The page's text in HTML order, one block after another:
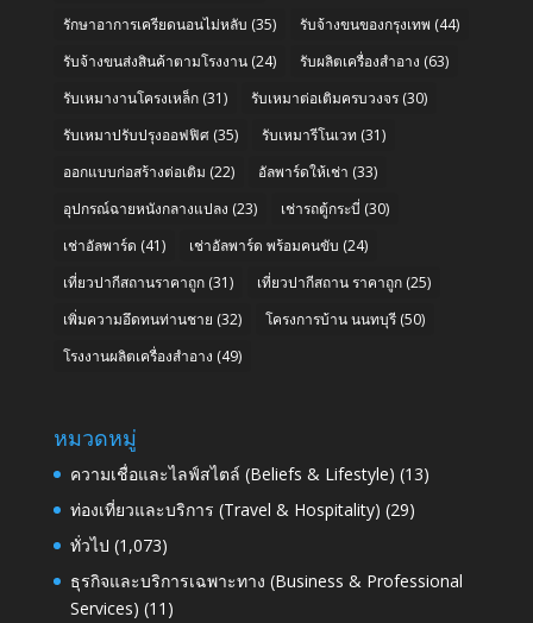
รักษาอาการเครียดนอนไม่หลับ (35) รับจ้างขนของกรุงเทพ (44)
รับจ้างขนส่งสินค้าตามโรงงาน(24) รับผลิตเครื่องสำอาง (63)
รับเหมางานโครงเหล็ก(31) รับเหมาต่อเติมครบวงจร(30)
รับเหมาปรับปรุงออฟฟิศ(35) รับเหมารีโนเวท (31)
ออกแบบก่อสร้างต่อเติม (22) อัลพาร์ดให้เช่า (33)
อุปกรณ์ฉายหนังกลางแปลง (23) เช่ารถตู้กระบี่ (30)
เช่าอัลพาร์ด (41) เช่าอัลพาร์ด พร้อมคนขับ (24)
เที่ยวปากีสถานราคาถูก(31) เที่ยวปากีสถาน ราคาถูก(25)
เพิ่มความอึดทนท่านชาย (32) โครงการบ้าน นนทบุรี(50)
โรงงานผลิตเครื่องสำอาง (49)
หมวดหมู่
ความเชื่อและไลฟ์สไตล์ (Beliefs & Lifestyle) (13)
ท่องเที่ยวและบริการ (Travel & Hospitality) (29)
ทั่วไป (1,073)
ธุรกิจและบริการเฉพาะทาง (Business & Professional
Services) (11)